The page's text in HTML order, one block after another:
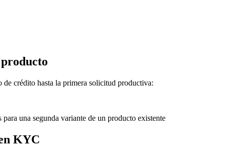
crédito hasta la primera solicitud productiva:
para una segunda variante de un producto existente
KYC